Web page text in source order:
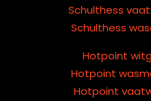
Schulthess
Schulthess
Hotpoint
Hotpoint
Hotpoint